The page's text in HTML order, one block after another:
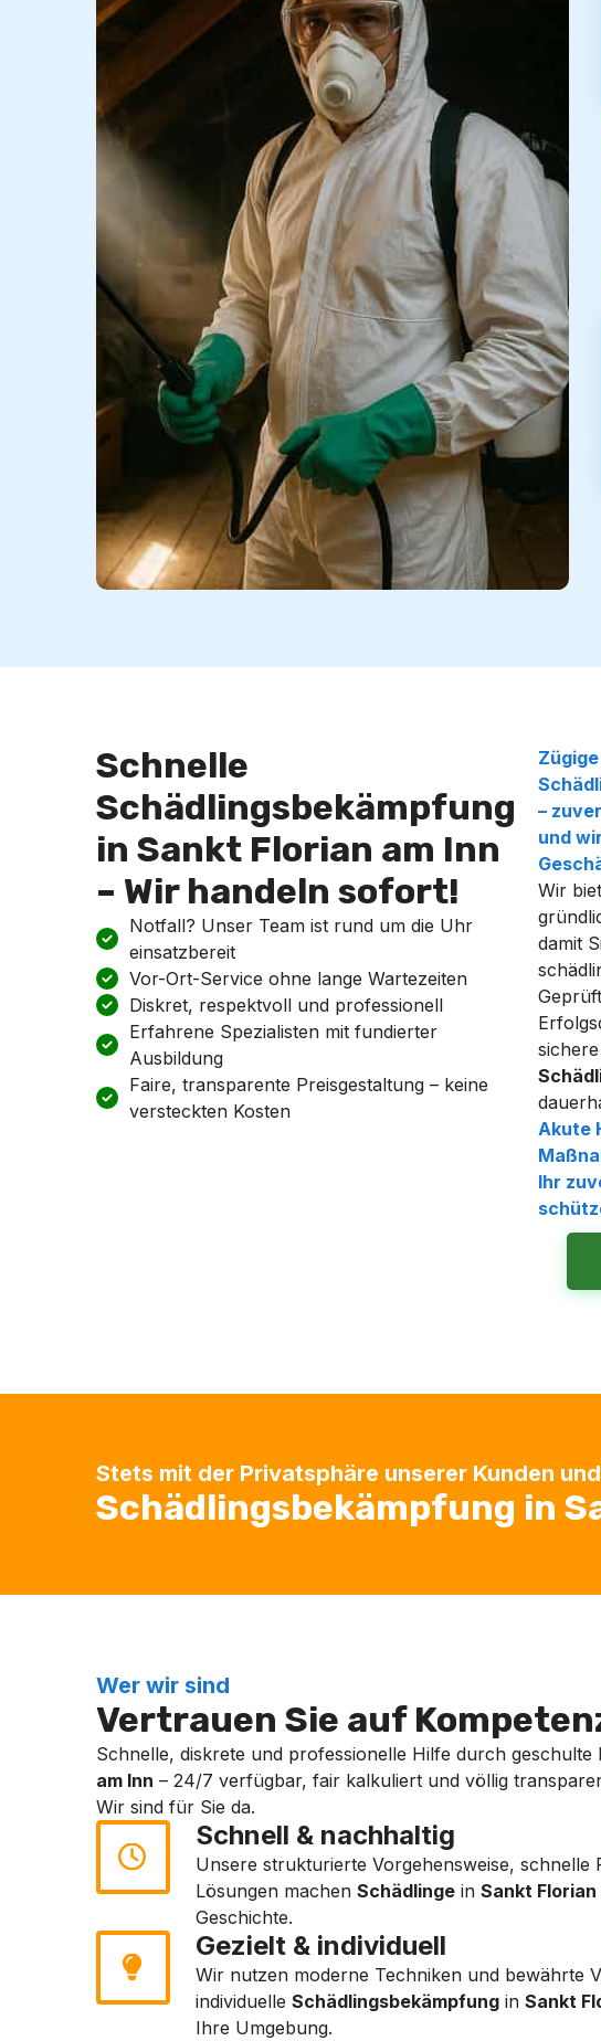
Schnelle
Schädlingsbekämpfung
in Sankt Florian am Inn
– Wir handeln sofort!
Notfall? Unser Team ist rund um die Uhr
einsatzbereit
Vor-Ort-Service ohne lange Wartezeiten
Diskret, respektvoll und professionell
Erfahrene Spezialisten mit fundierter
Ausbildung
Faire, transparente Preisgestaltung – keine
versteckten Kosten
–
und
Wir
damit
Akute
Ihr
Stets mit der Privatsphäre unserer Kunden
Schädlingsbekämpfung in
Wer wir sind
Vertrauen Sie auf
Schnelle, diskrete und professionelle Hilfe durch geschulte
am Inn – 24/7 verfügbar, fair kalkuliert und völlig
Wir sind für Sie da.
Schnell & nachhaltig
Unsere strukturierte Vorgehensweise, schnelle
Lösungen machen Schädlinge in Sankt Florian
Geschichte.
Gezielt & individuell
Wir nutzen moderne Techniken und bewährte
individuelle Schädlingsbekämpfung in Sankt
Ihre Umgebung.